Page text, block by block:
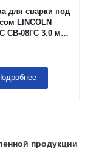
для сварки под
LINCOLN
СВ-08ГС 3.0 мм
продукции